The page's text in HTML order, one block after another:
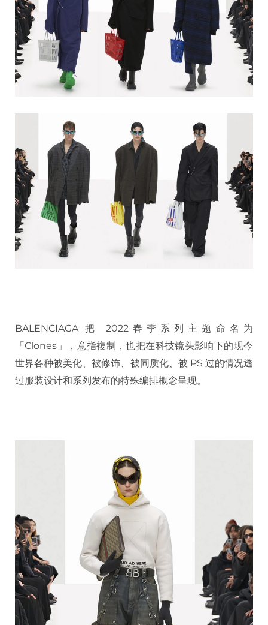
BALENCIAGA 把 2022春季系列主题命名为
「Clones」，意指複制，也把在科技镜头影响下的现今
世界各种被美化、被修饰、被同质化、被 PS 过的情况透
过服装设计和系列发布的特殊编排概念呈现。